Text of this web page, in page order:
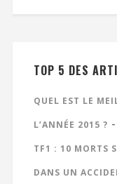
TOP 5 DES
QUEL EST LE
L’ANNÉE 2015 ?
TF1 : 10 MORTS
DANS UN